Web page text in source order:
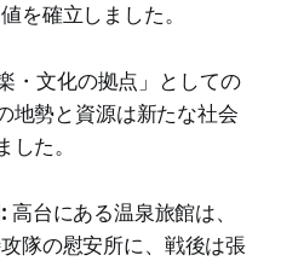
を確立しました。
・文化の拠点」としての
地勢と資源は新たな社会
た。
高台にある温泉旅館は、
隊の慰安所に、戦後は張